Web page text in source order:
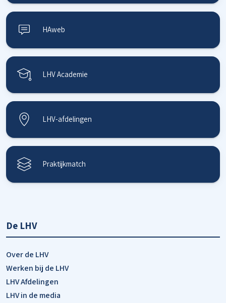
HAweb
LHV Academie
LHV-afdelingen
Praktijkmatch
De LHV
Over de LHV
Werken bij de LHV
LHV Afdelingen
LHV in de media